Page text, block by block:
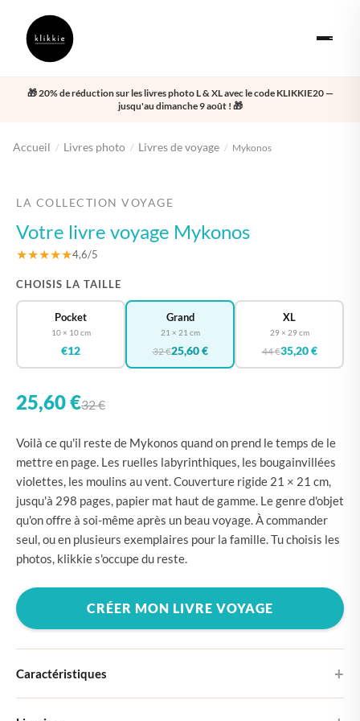
🎁 20% de réduction sur les livres photo L & XL avec le code KLIKKIE20 —
jusqu'au dimanche 9 août ! 🎁
Accueil / Livres photo / Livres de voyage / Mykonos
LA COLLECTION VOYAGE
Votre livre voyage Mykonos
★★★★★4,6/5
CHOISIS LA TAILLE
Pocket
10 × 10 cm
€12
Grand
21 × 21 cm
32 €25,60 €
XL
29 × 29 cm
44 €35,20 €
25,60 €32 €
Voilà ce qu'il reste de Mykonos quand on prend le temps de le
mettre en page. Les ruelles labyrinthiques, les bougainvillées
violettes, les moulins au vent. Couverture rigide 21 × 21 cm,
jusqu'à 298 pages, papier mat haut de gamme. Le genre d'objet
qu'on offre à soi-même après un beau voyage. À commander
seul, ou en plusieurs exemplaires pour la famille. Tu choisis les
photos, klikkie s'occupe du reste.
CRÉER MON LIVRE VOYAGE
Caractéristiques